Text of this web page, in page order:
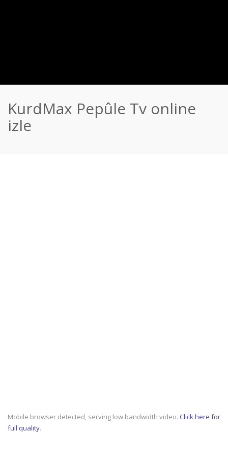
KurdMax Pepûle Tv online
izle
Mobile browser detected, serving low bandwidth video. Click here for
full quality.